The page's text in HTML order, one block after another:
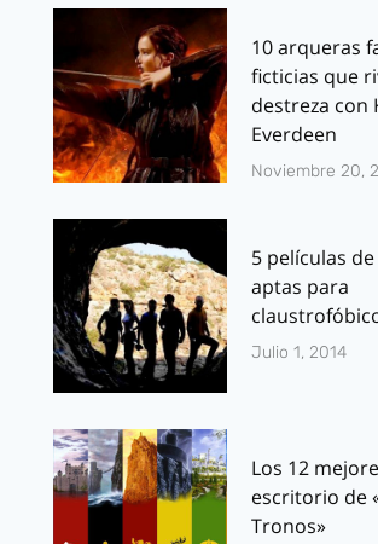
10 arqueras
ficticias que
destreza con
Everdeen
Noviembre 20,
5 películas
aptas para
Julio 1, 2014
Los 12
escritorio de
Tronos»